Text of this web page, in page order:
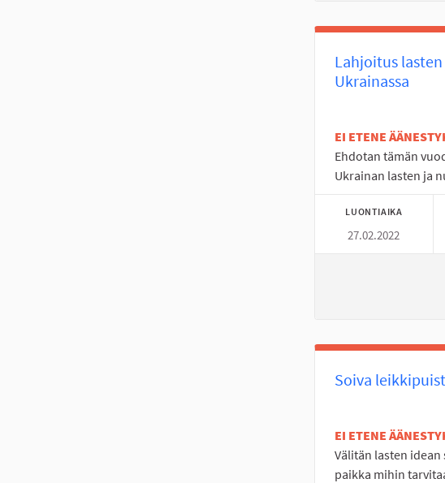
Lahjoitus
Ukrainassa
EI ETENE
Ehdotan tämän
Ukrainan lasten ja
LUONTIAIKA
27.02.2022
Soiva
EI ETENE
Välitän lasten
paikka mihin